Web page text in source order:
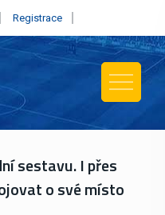
Registrace
sestavu. I přes
o své místo